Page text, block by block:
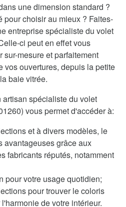
une dimension standard ?
pour choisir au mieux ? Faites-
entreprise spécialiste du volet
ci peut en effet vous
mesure et parfaitement
vos ouvertures, depuis la petite
baie vitrée.
spécialiste du volet
vous permet d'accéder à:
et à divers modèles, le
avantageuses grâce aux
fabricants réputés, notamment
pour votre usage quotidien;
pour trouver le coloris
de votre intérieur.